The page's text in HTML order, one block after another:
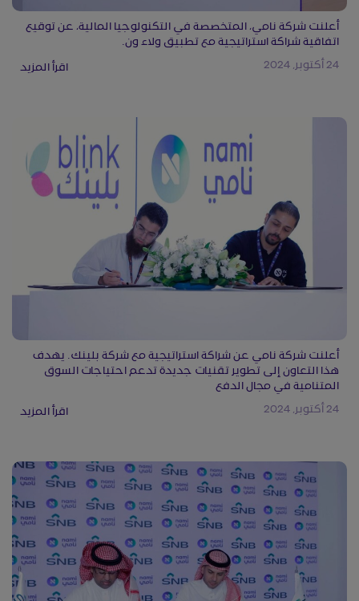
أعلنت شركة نامي، المتخصصة في التكنولوجيا المالية، عن توقيع
اتفاقية شراكة استراتيجية مع تطبيق ولاء ون.
24 أكتوبر, 2024 اقرأ المزيد
أعلنت شركة نامي عن شراكة استراتيجية مع شركة بلينك. يهدف
هذا التعاون إلى تطوير تقنيات جديدة تدعم احتياجات السوق
المتنامية في مجال الدفع
24 أكتوبر, 2024 اقرأ المزيد